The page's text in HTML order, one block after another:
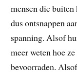
mensen die
dus ontsnappen
spanning. Alsof
meer weten hoe
bevoorraden.